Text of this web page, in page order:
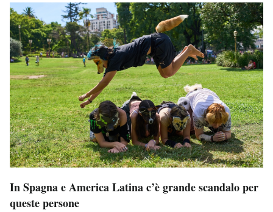
In Spagna e America Latina c’è grande scandalo per
queste persone